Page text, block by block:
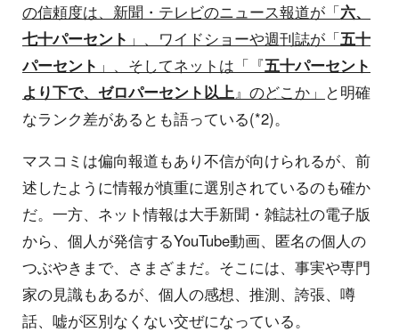
の信頼度は、新聞・テレビのニュース報道が「六、
七十パーセント 」、ワイドショーや週刊誌が「五十
パーセント 」、そしてネットは「『五十パーセント
より下で、ゼロパーセント以上』のどこか」 と明確
なランク差があるとも語っている(*2)。
マスコミは偏向報道もあり不信が向けられるが、前
述したように情報が慎重に選別されているのも確か
だ。一方、ネット情報は大手新聞・雑誌社の電子版
から、個人が発信するYouTube動画、匿名の個人の
つぶやきまで、さまざまだ。そこには、事実や専門
家の見識もあるが、個人の感想、推測、誇張、噂
話、嘘が区別なくない交ぜになっている。